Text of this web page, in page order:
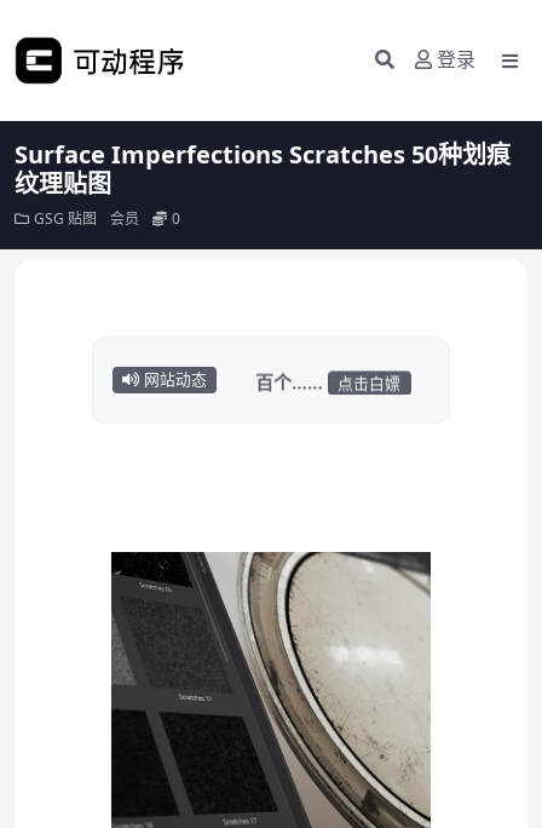
登录
Surface Imperfections Scratches 50种划痕
纹理贴图
GSG 贴图 会员 0
网站动态
百个……
点击白嫖